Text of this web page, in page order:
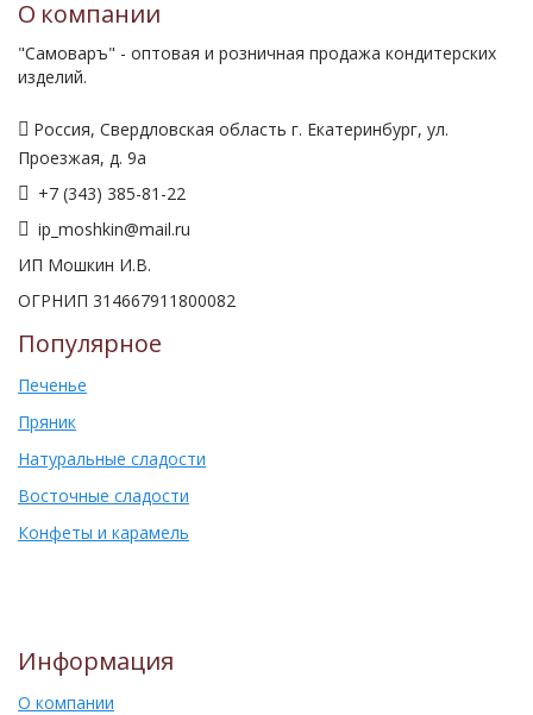
О компании
"Самоваръ" - оптовая и розничная продажа кондитерских
изделий.
Россия, Свердловская область г. Екатеринбург, ул.
Проезжая, д. 9а
+7 (343) 385-81-22
ip_moshkin@mail.ru
ИП Мошкин И.В.
ОГРНИП 314667911800082
Популярное
Печенье
Пряник
Натуральные сладости
Восточные сладости
Конфеты и карамель
Информация
О компании